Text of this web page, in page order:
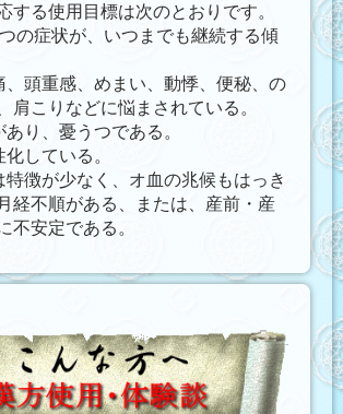
する使用目標は次のとおりです。
の症状が、いつまでも継続する傾
、頭重感、めまい、動悸、便秘、の
肩こりなどに悩まされている。
り、憂うつである。
している。
特徴が少なく、オ血の兆候もはっき
経不順がある、または、産前・産
不安定である。